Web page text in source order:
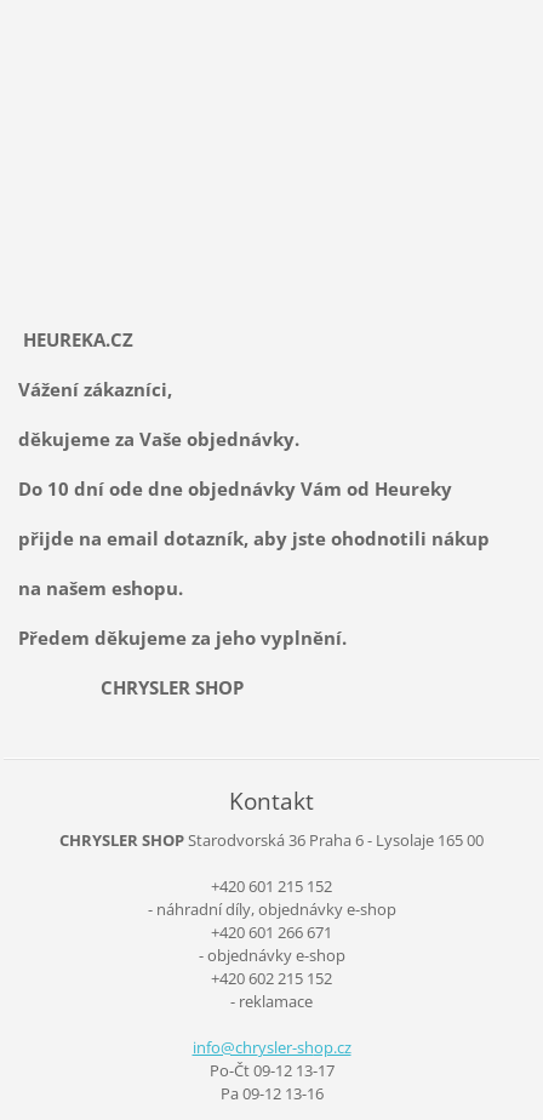
HEUREKA.CZ
Vážení zákazníci,
děkujeme za Vaše objednávky.
Do 10 dní ode dne objednávky Vám od Heureky
přijde na email dotazník, aby jste ohodnotili nákup
na našem eshopu.
Předem děkujeme za jeho vyplnění.
CHRYSLER SHOP
Kontakt
CHRYSLER SHOPStarodvorská 36 Praha 6 - Lysolaje 165 00
+420 601 215 152
- náhradní díly, objednávky e-shop
+420 601 266 671
- objednávky e-shop
+420 602 215 152
- reklamace
info@chrysler-shop.cz
Po-Čt 09-12 13-17
Pa 09-12 13-16